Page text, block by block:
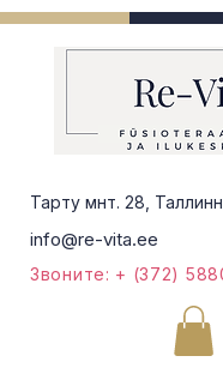
Тарту мнт. 28, Таллинн
info@re-vita.ee
Звоните: + (372)